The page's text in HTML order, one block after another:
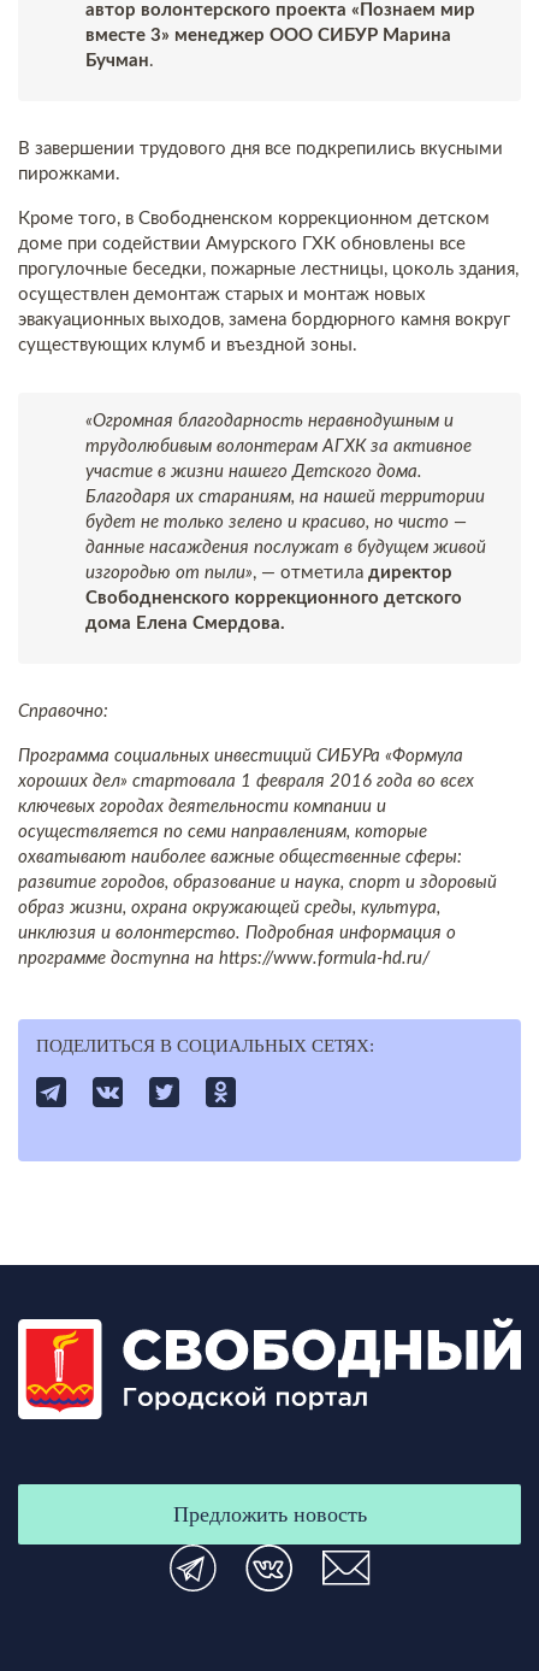
автор волонтерского проекта «Познаем мир
вместе 3» менеджер ООО СИБУР Марина
Бучман.
В завершении трудового дня все подкрепились вкусными
пирожками.
Кроме того, в Свободненском коррекционном детском
доме при содействии Амурского ГХК обновлены все
прогулочные беседки, пожарные лестницы, цоколь здания,
осуществлен демонтаж старых и монтаж новых
эвакуационных выходов, замена бордюрного камня вокруг
существующих клумб и въездной зоны.
«Огромная благодарность неравнодушным и
трудолюбивым волонтерам АГХК за активное
участие в жизни нашего Детского дома.
Благодаря их стараниям, на нашей территории
будет не только зелено и красиво, но чисто —
данные насаждения послужат в будущем живой
изгородью от пыли», — отметила директор
Свободненского коррекционного детского
дома Елена Смердова.
Справочно:
Программа социальных инвестиций СИБУРа «Формула
хороших дел» стартовала 1 февраля 2016 года во всех
ключевых городах деятельности компании и
осуществляется по семи направлениям, которые
охватывают наиболее важные общественные сферы:
развитие городов, образование и наука, спорт и здоровый
образ жизни, охрана окружающей среды, культура,
инклюзия и волонтерство. Подробная информация о
программе доступна на https://www.formula-hd.ru/
ПОДЕЛИТЬСЯ В СОЦИАЛЬНЫХ СЕТЯХ:
Предложить новость